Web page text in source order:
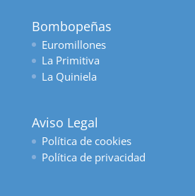
Bombopeñas
Euromillones
La Primitiva
La Quiniela
Aviso Legal
Política de cookies
Política de privacidad